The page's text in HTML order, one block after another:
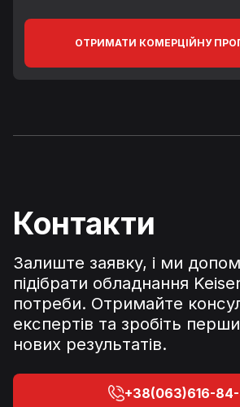
ОТРИМАТИ КОМЕРЦІЙНУ
Контакти
Залиште заявку, і ми
підібрати обладнання
потреби. Отримайте
експертів та зробіть
нових результатів.
+38(063)616-